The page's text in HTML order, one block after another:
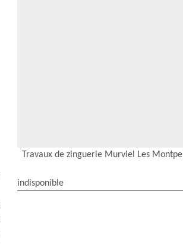
Travaux de zinguerie Murviel Les
indisponible